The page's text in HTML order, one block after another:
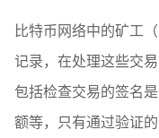
比特币网络中的矿工
记录，在处理这些交
包括检查交易的签名
额等，只有通过验证